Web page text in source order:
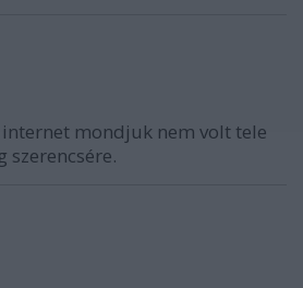
internet mondjuk nem volt tele
szerencsére.